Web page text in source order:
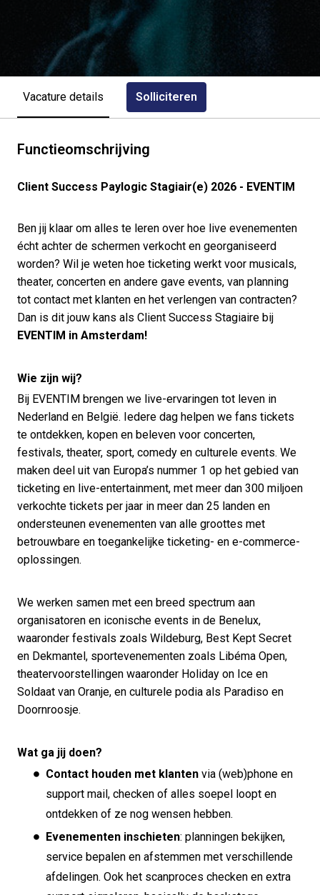
Vacature details Solliciteren
Functieomschrijving
Client Success Paylogic Stagiair(e) 2026 - EVENTIM
Ben jij klaar om alles te leren over hoe live evenementen
écht achter de schermen verkocht en georganiseerd
worden? Wil je weten hoe ticketing werkt voor musicals,
theater, concerten en andere gave events, van planning
tot contact met klanten en het verlengen van contracten?
Dan is dit jouw kans als Client Success Stagiaire bij
EVENTIM in Amsterdam!
Wie zijn wij?
Bij EVENTIM brengen we live-ervaringen tot leven in
Nederland en België. Iedere dag helpen we fans tickets
te ontdekken, kopen en beleven voor concerten,
festivals, theater, sport, comedy en culturele events. We
maken deel uit van Europa’s nummer 1 op het gebied van
ticketing en live-entertainment, met meer dan 300 miljoen
verkochte tickets per jaar in meer dan 25 landen en
ondersteunen evenementen van alle groottes met
betrouwbare en toegankelijke ticketing- en e-commerce-
oplossingen.
We werken samen met een breed spectrum aan
organisatoren en iconische events in de Benelux,
waaronder festivals zoals Wildeburg, Best Kept Secret
en Dekmantel, sportevenementen zoals Libéma Open,
theatervoorstellingen waaronder Holiday on Ice en
Soldaat van Oranje, en culturele podia als Paradiso en
Doornroosje.
Wat ga jij doen?
Contact houden met klanten via (web)phone en
support mail, checken of alles soepel loopt en
ontdekken of ze nog wensen hebben.
Evenementen inschieten: planningen bekijken,
service bepalen en afstemmen met verschillende
afdelingen. Ook het scanproces checken en extra